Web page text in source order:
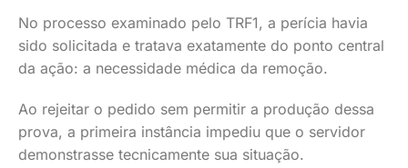
No processo examinado pelo TRF1, a perícia havia
sido solicitada e tratava exatamente do ponto central
da ação: a necessidade médica da remoção.
Ao rejeitar o pedido sem permitir a produção dessa
prova, a primeira instância impediu que o servidor
demonstrasse tecnicamente sua situação.